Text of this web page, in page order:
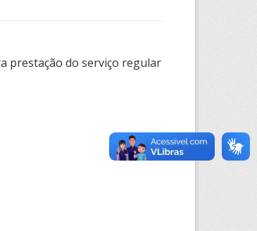
prestação do serviço regular